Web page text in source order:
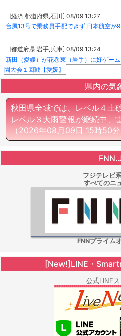
[経済,都道府県,石川] 08/09 13:27
台風13号で乗務員手配できず 日本航空が
[都道府県,岩手,兵庫] 08/09 13:24
新田（愛媛）が花巻東（岩手）に好ゲー
園大会１回戦【愛媛】
県内の気
秋田県全域では、レベル４土
レベル３大雨警報が継続中、
（2026年08月09日 15時50分
フジテレビ
すべてのニ
FNNプライム
[New!]LINE・
公式LINEス